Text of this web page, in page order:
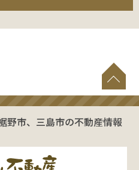
野市、三島市の不動産情報